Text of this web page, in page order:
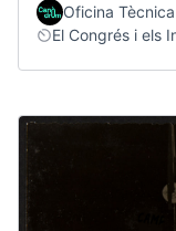
Oficina
El Congrés i els